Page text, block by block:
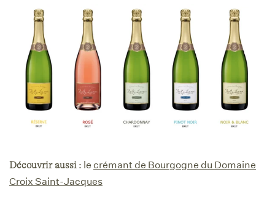
Découvrir aussi : lecrémant de Bourgogne du Domaine
Croix Saint-Jacques